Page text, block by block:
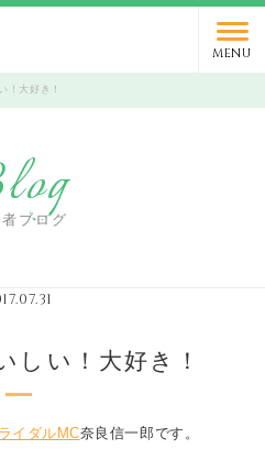
MENU
時 / 定休日 火曜日
！大好き！
ブログ
しい！大好き！
イダルMC奈良信一郎です。